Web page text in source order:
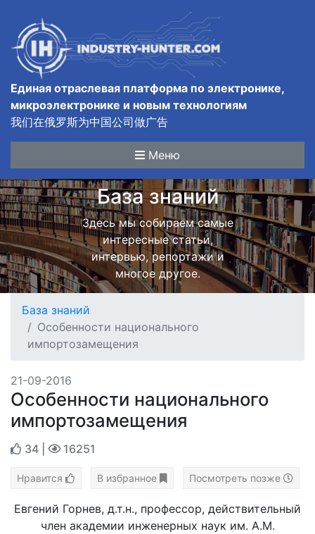
Единая отраслевая платформа по электронике,
микроэлектронике и новым технологиям
我们在俄罗斯为中国公司做广告
Меню
База знаний
Здесь мы собираем самые
интересные статьи,
интервью, репортажи и
многое другое.
База знаний
Особенности национального
импортозамещения
21-09-2016
Особенности национального
импортозамещения
34 16251
Нравится В избранное Посмотреть позже
Евгений Горнев, д.т.н., профессор, действительный
член академии инженерных наук им. А.М.